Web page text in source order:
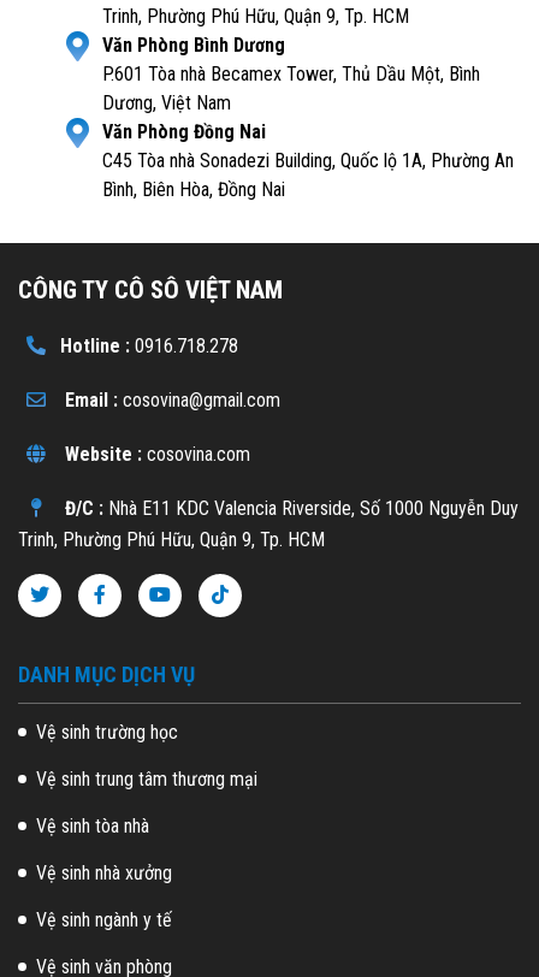
Trinh, Phường Phú Hữu, Quận 9, Tp. HCM
Văn Phòng Bình Dương
P.601 Tòa nhà Becamex Tower, Thủ Dầu Một, Bình
Dương, Việt Nam
Văn Phòng Đồng Nai
C45 Tòa nhà Sonadezi Building, Quốc lộ 1A, Phường An
Bình, Biên Hòa, Đồng Nai
CÔNG TY CÔ SÔ VIỆT NAM
Hotline : 0916.718.278
Email : cosovina@gmail.com
Website : cosovina.com
Đ/C : Nhà E11 KDC Valencia Riverside, Số 1000 Nguyễn Duy
Trinh, Phường Phú Hữu, Quận 9, Tp. HCM
DANH MỤC DỊCH VỤ
Vệ sinh trường học
Vệ sinh trung tâm thương mại
Vệ sinh tòa nhà
Vệ sinh nhà xưởng
Vệ sinh ngành y tế
Vệ sinh văn phòng